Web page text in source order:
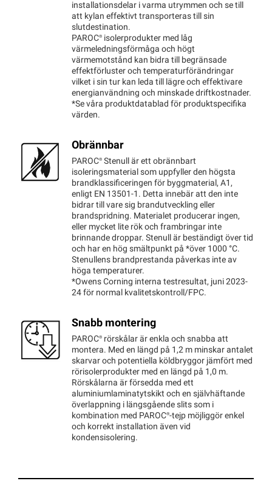
installationsdelar i varma utrymmen och se till
att kylan effektivt transporteras till sin
slutdestination.
PAROC® isolerprodukter med låg
värmeledningsförmåga och högt
värmemotstånd kan bidra till begränsade
effektförluster och temperaturförändringar
vilket i sin tur kan leda till lägre och effektivare
energianvändning och minskade driftkostnader.
*Se våra produktdatablad för produktspecifika
värden.
Obrännbar
PAROC® Stenull är ett obrännbart
isoleringsmaterial som uppfyller den högsta
brandklassificeringen för byggmaterial, A1,
enligt EN 13501-1. Detta innebär att den inte
bidrar till vare sig brandutveckling eller
brandspridning. Materialet producerar ingen,
eller mycket lite rök och frambringar inte
brinnande droppar. Stenull är beständigt över tid
och har en hög smältpunkt på *över 1000 °C.
Stenullens brandprestanda påverkas inte av
höga temperaturer.
*Owens Corning interna testresultat, juni 2023-
24 för normal kvalitetskontroll/FPC.
Snabb montering
PAROC® rörskålar är enkla och snabba att
montera. Med en längd på 1,2 m minskar antalet
skarvar och potentiella köldbryggor jämfört med
rörisolerprodukter med en längd på 1,0 m.
Rörskålarna är försedda med ett
aluminiumlaminatytskikt och en självhäftande
överlappning i längsgående slits som i
kombination med PAROC®-tejp möjliggör enkel
och korrekt installation även vid
kondensisolering.